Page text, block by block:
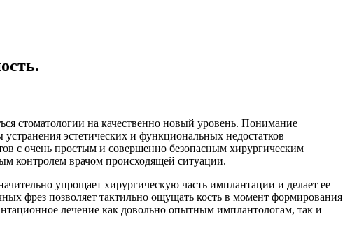
стоматологии на качественно новый уровень. Понимание
эстетических и функциональных недостатков
с очень простым и совершенно безопасным хирургическим
контролем врачом происходящей ситуации.
упрощает хирургическую часть имплантации и делает ее
фрез позволяет тактильно ощущать кость в момент формирования
лечение как довольно опытным имплантологам, так и